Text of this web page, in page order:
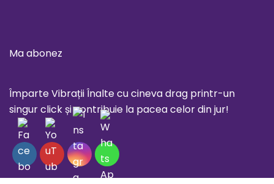
Ma abonez
Împarte Vibrații Înalte cu cineva drag printr-un
singur click și contribuie la pacea celor din jur!